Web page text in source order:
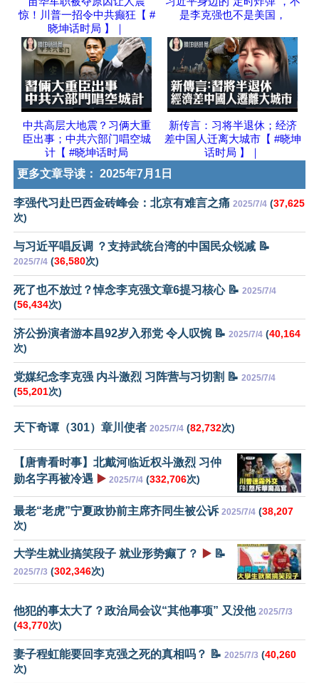
惊！川普一招令中共癫狂【 #
晓坤话时局 】｜
是李克强也不是美国，
中共高层大地震？习俩大重
臣出事；中共六部门唱空城
计【 #晓坤话时局
新传言：习将半退休；经济
差中国人迁离大城市【 #晓坤
话时局 】｜
更多文章导读： 2025年7月1日
李强代习赴巴西金砖峰会：北京有难言之痛 2025/7/4 (37,625
次)
与习近平唱反调 ？支持武统台湾的中国民众锐减 📝
2025/7/4 (36,580次)
死了也不放过？悼念李克强文章6提习核心 📝 2025/7/4
(56,434次)
济公扮演者游本昌92岁入邪党 令人叹惋 📝 2025/7/4 (40,164
次)
党媒纪念李克强 内斗激烈 习阵营与习切割 📝 2025/7/4
(55,201次)
天下奇谭（301）章川使者 2025/7/4 (82,732次)
【唐青看时事】北戴河临近权斗激烈 习仲
勋名字再被冷遇 ▶️ 2025/7/4 (332,706次)
最老“老虎”宁夏政协前主席齐同生被公诉 2025/7/4 (38,207
次)
大学生就业搞笑段子 就业形势癫了？ ▶️ 📝
2025/7/3 (302,346次)
他犯的事太大了？政治局会议“其他事项” 又没他 2025/7/3
(43,770次)
妻子程虹能要回李克强之死的真相吗？ 📝 2025/7/3 (40,260
次)